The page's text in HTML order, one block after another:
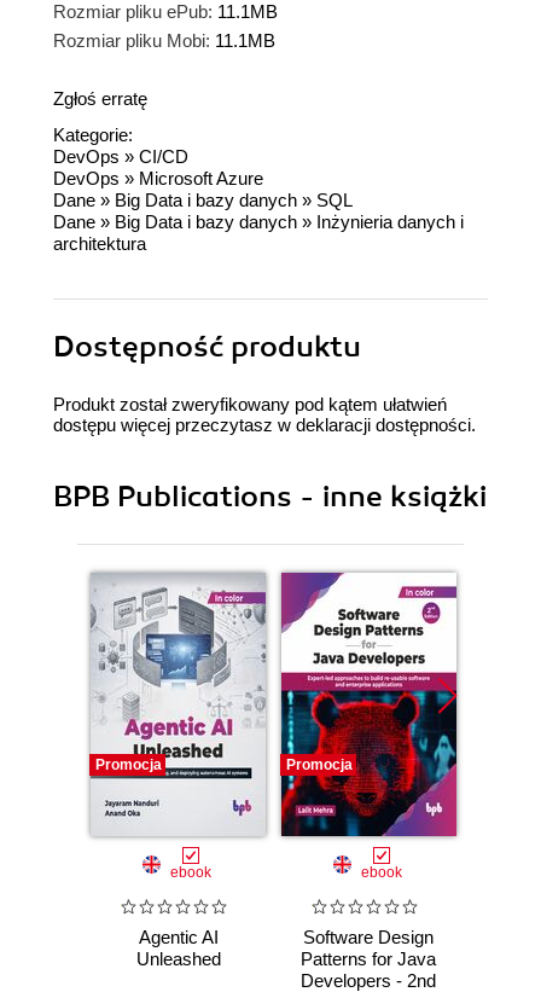
Rozmiar pliku ePub: 11.1MB
Rozmiar pliku Mobi: 11.1MB
Zgłoś erratę
Kategorie:
DevOps » CI/CD
DevOps » Microsoft Azure
Dane » Big Data i bazy danych » SQL
Dane » Big Data i bazy danych » Inżynieria danych i
architektura
Dostępność produktu
Produkt został zweryfikowany pod kątem ułatwień
dostępu więcej przeczytasz w deklaracji dostępności.
BPB Publications - inne książki
Promocja
ebook
Agentic AI
Unleashed
Promocja
ebook
Software Design
Patterns for Java
Developers - 2nd